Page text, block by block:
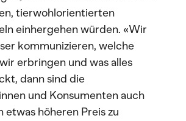
tierwohlorientierten
einhergehen würden. «Wir
kommunizieren, welche
erbringen und was alles
dann sind die
und Konsumenten auch
etwas höheren Preis zu